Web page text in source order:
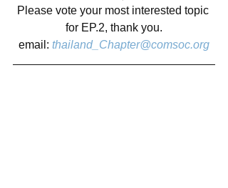
Please vote your most interested topic
for EP.2, thank you.
email: thailand_Chapter@comsoc.org